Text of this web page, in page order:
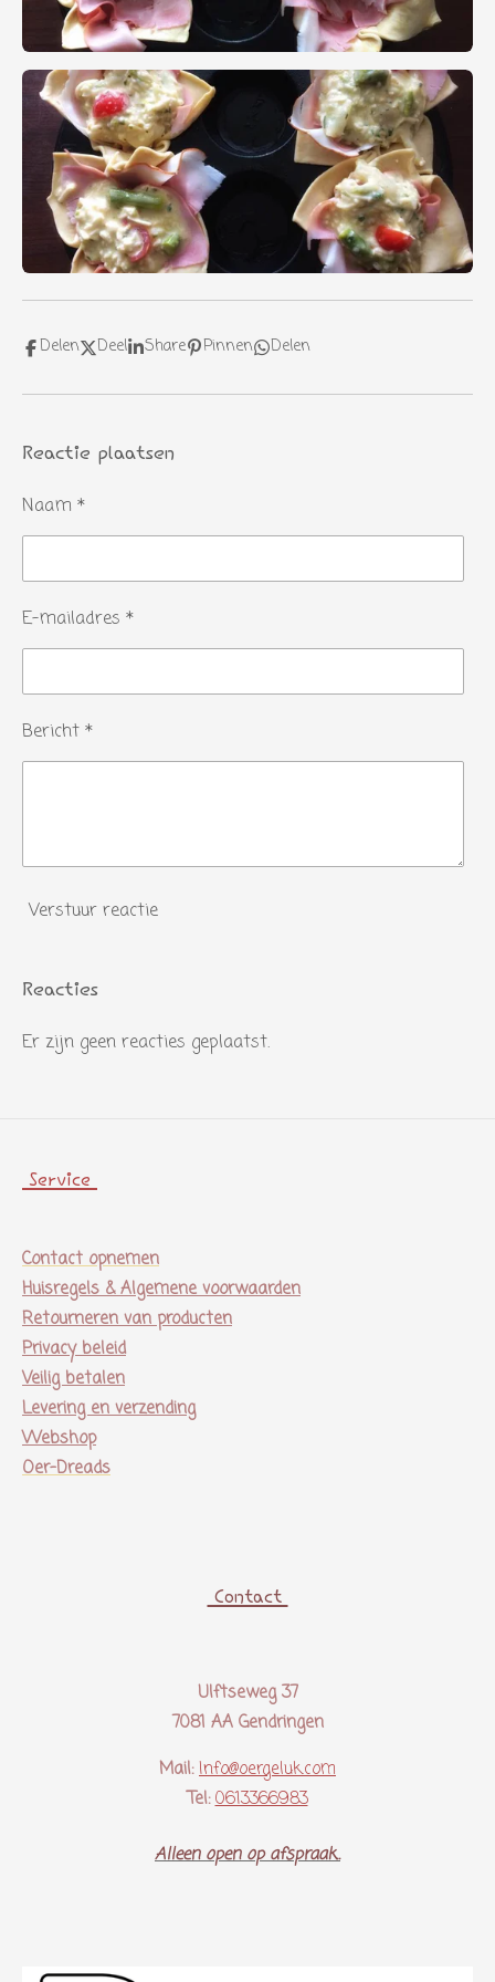
Delen Deel Share Pinnen Delen
Reactie plaatsen
Naam *
E-mailadres *
Bericht *
Verstuur reactie
Reacties
Er zijn geen reacties geplaatst.
Service
Contact opnemen
Huisregels & Algemene voorwaarden
Retourneren van producten
Privacy beleid
Veilig betalen
Levering en verzending
Webshop
Oer-Dreads
Contact
Ulftseweg 37
7081 AA Gendringen
Mail: Info@oergeluk.com
Tel: 0613366983
Alleen open op afspraak..